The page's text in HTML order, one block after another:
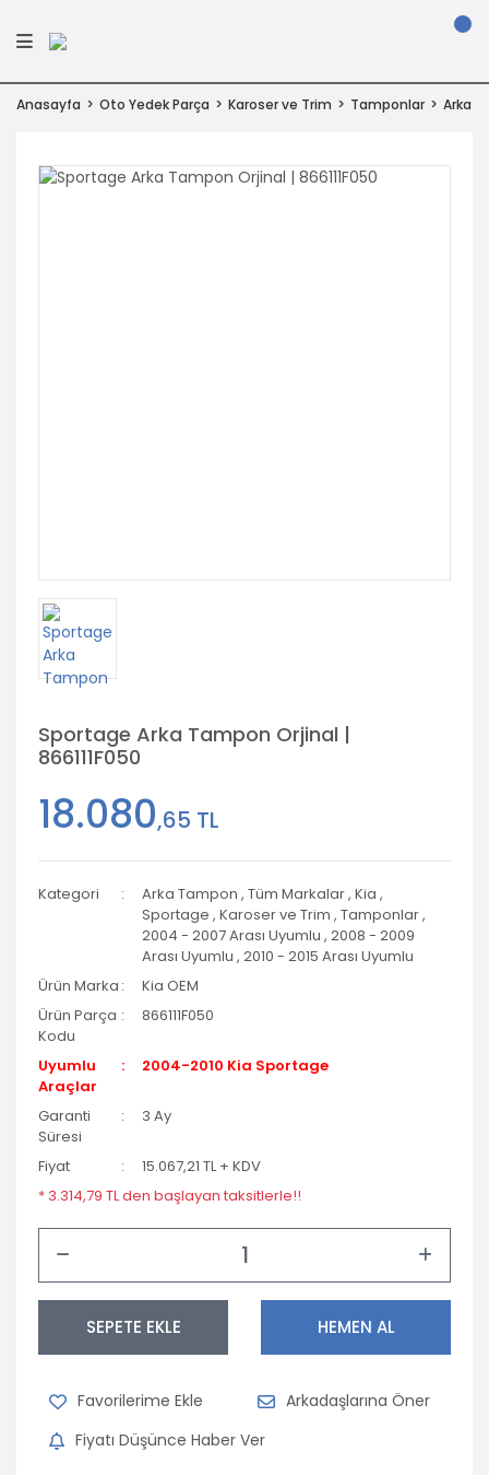
Anasayfa Oto Yedek Parça Karoser ve Trim Tamponlar Arka
Sportage Arka Tampon Orjinal |
866111F050
18.080,65 TL
Kategori Arka Tampon , Tüm Markalar, Kia ,
Sportage , Karoser ve Trim , Tamponlar,
2004 - 2007 Arası Uyumlu , 2008 - 2009
Arası Uyumlu , 2010 - 2015 Arası Uyumlu
Ürün Marka
Kia OEM
Ürün Parça
Kodu
866111F050
Uyumlu
Araçlar
2004-2010 Kia Sportage
Garanti
Süresi
3 Ay
Fiyat
15.067,21 TL + KDV
* 3.314,79 TL den başlayan taksitlerle!!
SEPETE EKLE HEMEN AL
Arkadaşlarına Öner
Fiyatı Düşünce Haber Ver